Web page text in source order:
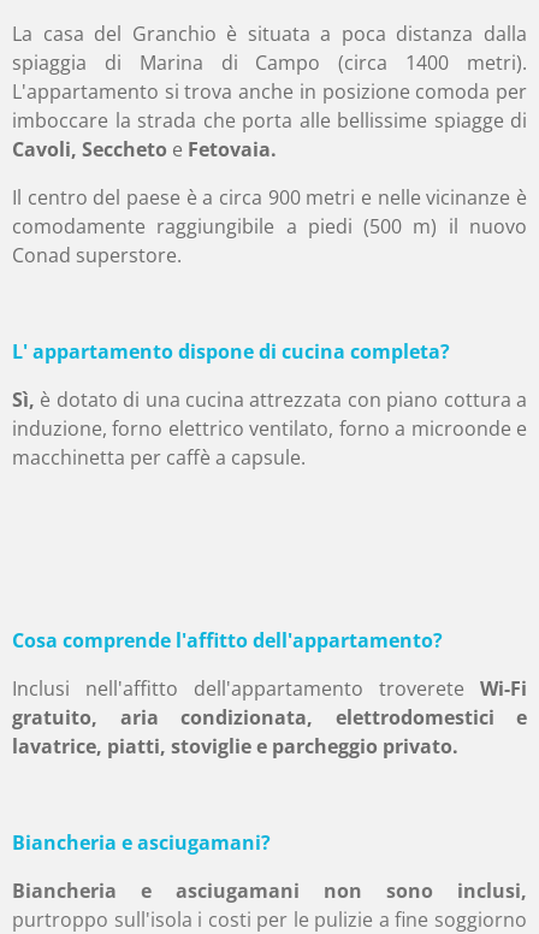
La casa del Granchio è situata a poca distanza dalla
spiaggia di Marina di Campo (circa 1400 metri).
L'appartamento si trova anche in posizione comoda per
imboccare la strada che porta alle bellissime spiagge di
Cavoli, Seccheto e Fetovaia.
Il centro del paese è a circa 900 metri e nelle vicinanze è
comodamente raggiungibile a piedi (500 m) il nuovo
Conad superstore.
L' appartamento dispone di cucina completa?
Sì, è dotato di una cucina attrezzata con piano cottura a
induzione, forno elettrico ventilato, forno a microonde e
macchinetta per caffè a capsule.
Cosa comprende l'affitto dell'appartamento?
Inclusi nell'affitto dell'appartamento troverete Wi-Fi
gratuito, aria condizionata, elettrodomestici e
lavatrice, piatti, stoviglie e parcheggio privato.
Biancheria e asciugamani?
Biancheria e asciugamani non sono inclusi,
purtroppo sull'isola i costi per le pulizie a fine soggiorno